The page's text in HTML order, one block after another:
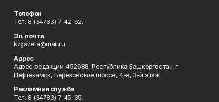
Телефон
Тел. 8 (34783) 7-42-62.
Эл. почта
kzgazeta@mail.ru
Адрес
Адрес редакции: 452688, Республика Башкортостан, г.
Нефтекамск, Берёзовское шоссе, 4-а, 3-й этаж.
Рекламная служба
Тел. 8 (34783) 7-45-35.